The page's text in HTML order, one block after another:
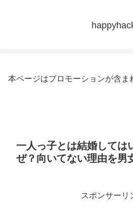
本ページはプロモーションが含ま
一人っ子とは結婚しては
ぜ？向いてない理由を男
スポンサーリ